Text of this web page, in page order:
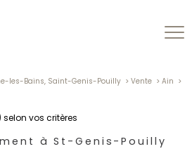
les-Bains, Saint-Genis-Pouilly Vente
Ain
vos critères
à St-Genis-Pouilly